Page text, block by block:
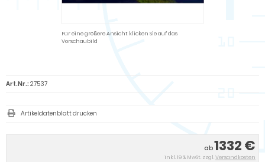
Für eine größere Ansicht klicken Sie auf das
Vorschaubild
ab1332 €
inkl. 19 % MwSt. zzgl.Versandkosten
Art.Nr.: 27537
Artikeldatenblatt drucken